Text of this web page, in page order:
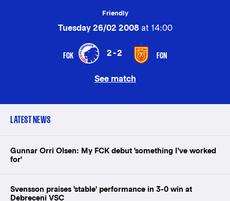
Friendly
Tuesday 26/02 2008at 14:00
FCK 2-2 FCN
See match
LATEST NEWS
Gunnar Orri Olsen: My FCK debut 'something I've worked
for'
Svensson praises 'stable' performance in 3-0 win at
Debreceni VSC